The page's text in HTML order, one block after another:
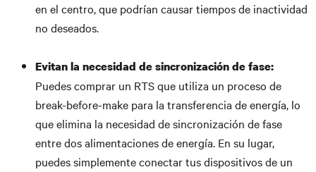
en el centro, que podrían causar tiempos de inactividad
no deseados.
Evitan la necesidad de sincronización de fase:
Puedes comprar un RTS que utiliza un proceso de
break-before-make para la transferencia de energía, lo
que elimina la necesidad de sincronización de fase
entre dos alimentaciones de energía. En su lugar,
puedes simplemente conectar tus dispositivos de un